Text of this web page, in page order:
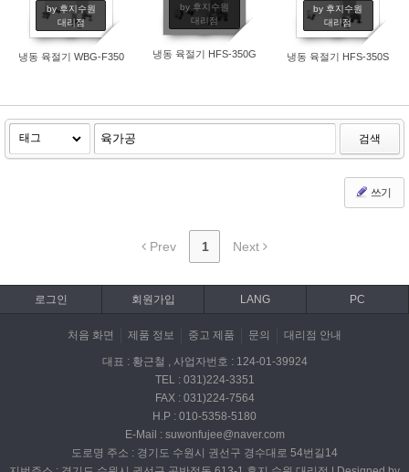
by 후지수원
대리점
냉동 육절기 WBG-F350
by 후지수원
대리점
냉동 육절기 HFS-350G
by 후지수원
대리점
냉동 육절기 HFS-350S
검색
쓰기
Prev 1 Next
로그인 회원가입 LANG PC
처음 화면 제품 정보 중고 제품 문의 대리점 안내
대표 : 황근철 , 사업자번호 : 124-01-39924
TEL : 031)224-3351
FAX : 031)224-7564
H.P : 010-5358-5180
E-Mail : suwonfujee@naver.com
도로명 주소 : 경기도 수원시 권선구 경수대로 54번길14